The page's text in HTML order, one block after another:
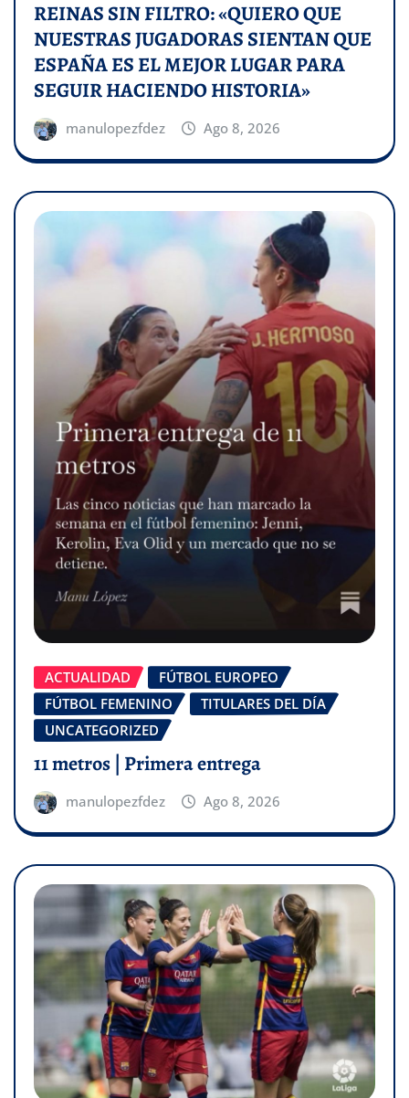
REINAS SIN FILTRO: «QUIERO QUE
NUESTRAS JUGADORAS SIENTAN QUE
ESPAÑA ES EL MEJOR LUGAR PARA
SEGUIR HACIENDO HISTORIA»
manulopezfdez Ago 8, 2026
ACTUALIDAD
FÚTBOL EUROPEO
FÚTBOL FEMENINO
TITULARES DEL DÍA
UNCATEGORIZED
11 metros | Primera entrega
manulopezfdez Ago 8, 2026